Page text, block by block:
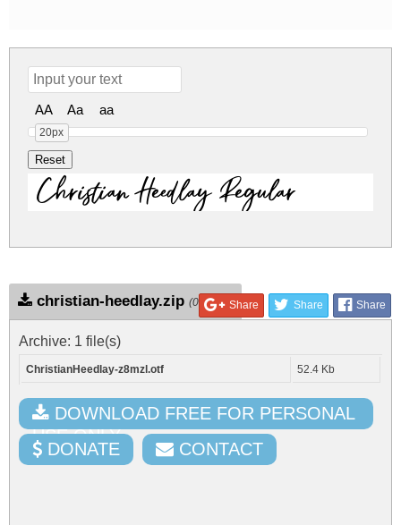
AA Aa aa
20px
Christian Heedlay Regular
christian-heedlay.zip (0.03Mb)Share Share Share
Archive: 1 file(s)
ChristianHeedlay-z8mzl.otf 52.4 Kb
DOWNLOAD FREE FOR PERSONAL
USE ONLY
DONATE CONTACT